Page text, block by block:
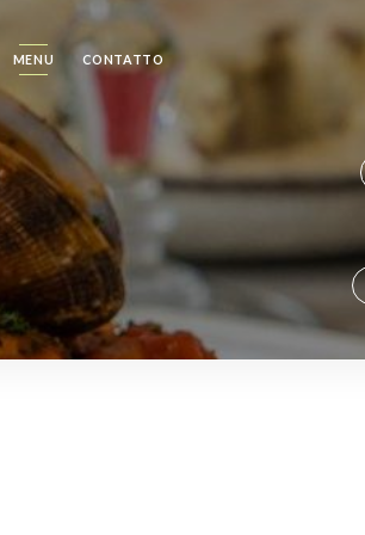
MENU CONTATTO